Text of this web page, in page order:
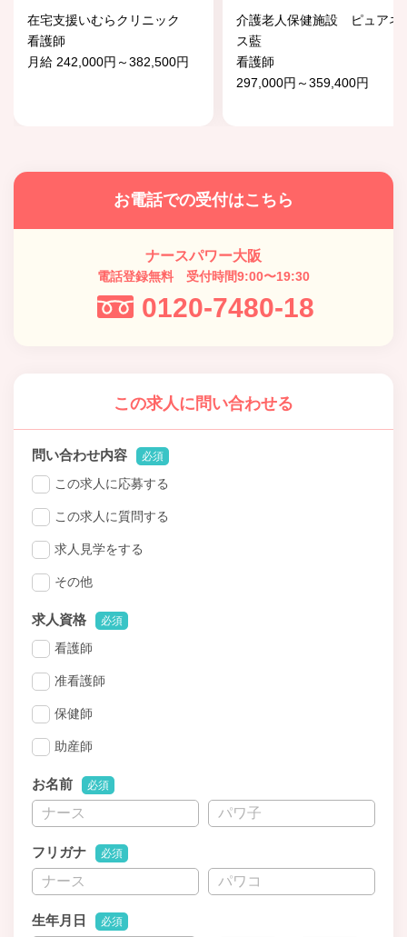
在宅支援いむらクリニック
看護師
月給 242,000円～382,500円
介護老人保健施設 ピュアネ
ス藍
看護師
297,000円～359,400円
お電話での受付はこちら
ナースパワー大阪
電話登録無料 受付時間9:00〜19:30
0120-7480-18
この求人に問い合わせる
問い合わせ内容 必須
この求人に応募する
この求人に質問する
求人見学をする
その他
求人資格 必須
看護師
准看護師
保健師
助産師
お名前 必須
フリガナ 必須
生年月日 必須